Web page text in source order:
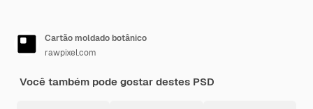
Cartão moldado botânico
rawpixel.com
Você também pode gostar destes PSD